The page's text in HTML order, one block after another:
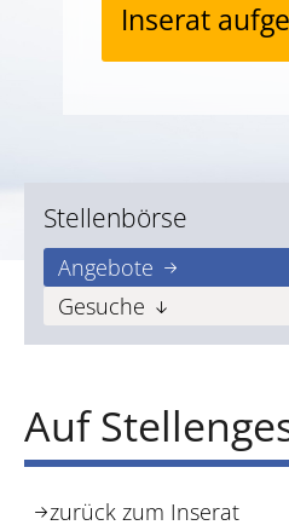
Inserat
Stellenbörse
Angebote
Gesuche
Auf
zurück zum Inserat